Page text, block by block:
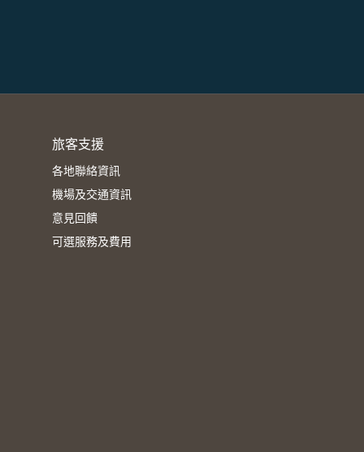
旅客支援
各地聯絡資訊
機場及交通資訊
意見回饋
可選服務及費用